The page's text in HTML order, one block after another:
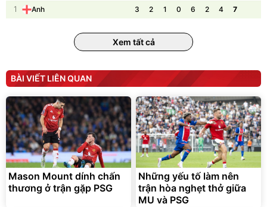
Lót ghế ôtô, nâng lưng
chống nóng giúp thoải mái
295.000đ
Đã bán nhiều
1 Anh 3 2 1 0 6 2 4 7
Xem tất cả
BÀI VIẾT LIÊN QUAN
Mason Mount dính chấn
thương ở trận gặp PSG
Những yếu tố làm nên
trận hòa nghẹt thở giữa
MU và PSG